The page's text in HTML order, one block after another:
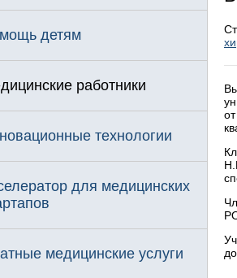
детям
работники
технологии
для медицинских
медицинские услуги